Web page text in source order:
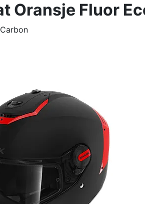
Oransje Fluor